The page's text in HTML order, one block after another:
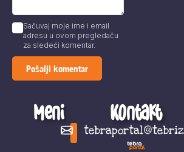
Sačuvaj moje ime i email
adresu u ovom pregledaču
za sledeći komentar.
Meni Kontakt